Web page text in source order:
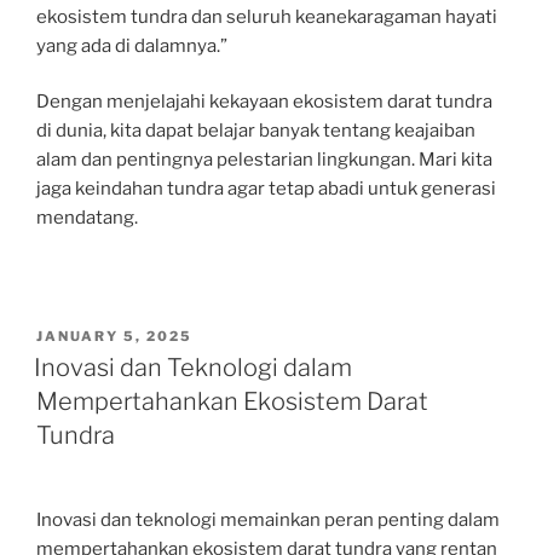
ekosistem tundra dan seluruh keanekaragaman hayati
yang ada di dalamnya.”
Dengan menjelajahi kekayaan ekosistem darat tundra
di dunia, kita dapat belajar banyak tentang keajaiban
alam dan pentingnya pelestarian lingkungan. Mari kita
jaga keindahan tundra agar tetap abadi untuk generasi
mendatang.
POSTED
ON
JANUARY 5, 2025
Inovasi dan Teknologi dalam
Mempertahankan Ekosistem Darat
Tundra
Inovasi dan teknologi memainkan peran penting dalam
mempertahankan ekosistem darat tundra yang rentan